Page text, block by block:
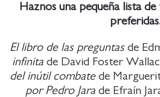
Haznos una pequeña lista
El libro de las preguntas de
infinitade David Foster
del inútil combatede
por Pedro Jarade Efraín